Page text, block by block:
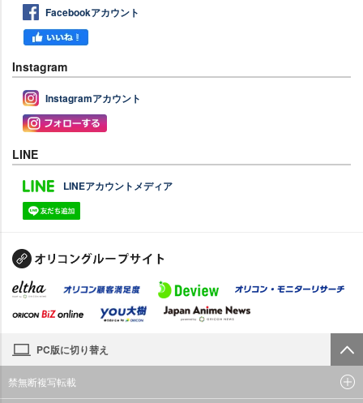
Facebookアカウント
Instagram
Instagramアカウント
LINE
LINEアカウントメディア
PC版に切り替え
禁無断複写転載